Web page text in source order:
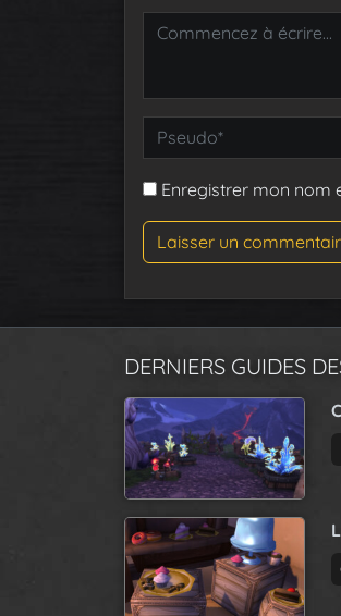
Enregistrer mon nom
DERNIERS GUIDES